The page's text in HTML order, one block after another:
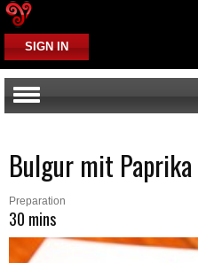
SIGN IN
Bulgur mit
Preparation
30 mins